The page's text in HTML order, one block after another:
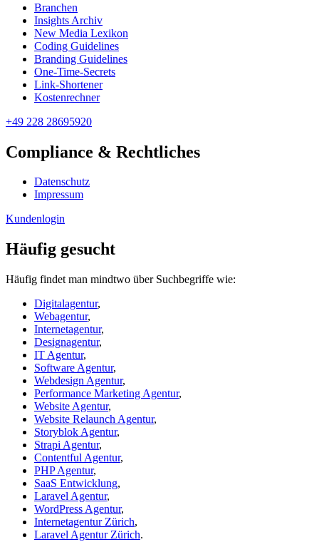
Branchen
Insights Archiv
New Media Lexikon
Coding Guidelines
Branding Guidelines
One-Time-Secrets
Link-Shortener
Kostenrechner
+49 228 28695920
Compliance & Rechtliches
Datenschutz
Impressum
Kundenlogin
Häufig gesucht
Häufig findet man mindtwo über Suchbegriffe wie:
Digitalagentur,
Webagentur,
Internetagentur,
Designagentur,
IT Agentur,
Software Agentur,
Webdesign Agentur,
Performance Marketing Agentur,
Website Agentur,
Website Relaunch Agentur,
Storyblok Agentur,
Strapi Agentur,
Contentful Agentur,
PHP Agentur,
SaaS Entwicklung,
Laravel Agentur,
WordPress Agentur,
Internetagentur Zürich,
Laravel Agentur Zürich.